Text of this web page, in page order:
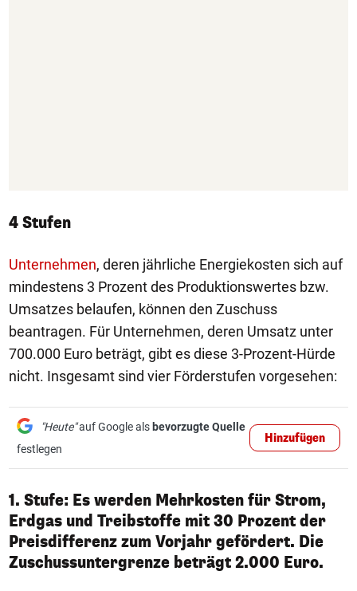
4 Stufen
Unternehmen, deren jährliche Energiekosten sich auf
mindestens 3 Prozent des Produktionswertes bzw.
Umsatzes belaufen, können den Zuschuss
beantragen. Für Unternehmen, deren Umsatz unter
700.000 Euro beträgt, gibt es diese 3-Prozent-Hürde
nicht. Insgesamt sind vier Förderstufen vorgesehen:
"Heute"auf Google als bevorzugte Quelle
festlegen
Hinzufügen
1. Stufe: Es werden Mehrkosten für Strom,
Erdgas und Treibstoffe mit 30 Prozent der
Preisdifferenz zum Vorjahr gefördert. Die
Zuschussuntergrenze beträgt 2.000 Euro.